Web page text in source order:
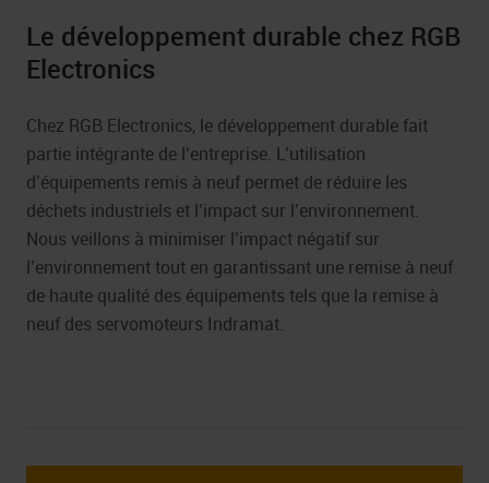
Le développement durable chez RGB
Electronics
Chez RGB Electronics, le développement durable fait
partie intégrante de l’entreprise. L’utilisation
d’équipements remis à neuf permet de réduire les
déchets industriels et l’impact sur l’environnement.
Nous veillons à minimiser l’impact négatif sur
l’environnement tout en garantissant une remise à neuf
de haute qualité des équipements tels que la remise à
neuf des servomoteurs Indramat.